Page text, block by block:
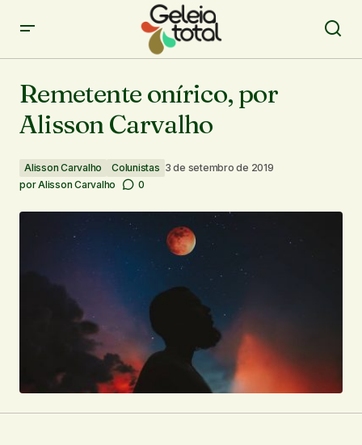
Remetente onírico, por
Alisson Carvalho
Alisson Carvalho Colunistas 3 de setembro de 2019
porAlisson Carvalho 0